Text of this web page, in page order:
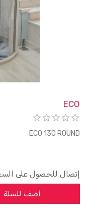
ECO
ECO 130 ROUND
إتصال للحصول على
أضف للسلة